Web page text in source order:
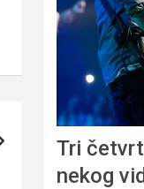
Tri
nekog